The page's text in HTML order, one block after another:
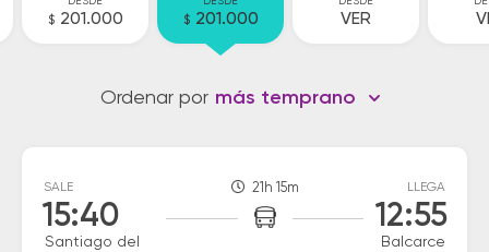
$ 201.000 $ 201.000 VER
Ordenar por más temprano
SALE
15:40
Santiago del
21h 15m LLEGA
12:55
Balcarce